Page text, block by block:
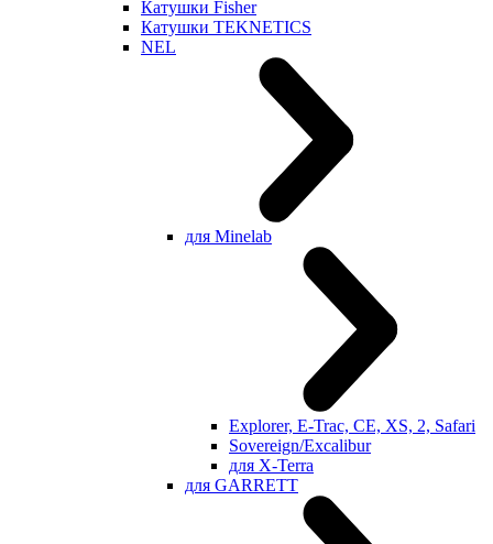
Катушки Fisher
Катушки TEKNETICS
NEL
для Minelab
Explorer, E-Trac, CE, XS, 2, Safari
Sovereign/Excalibur
для X-Terra
для GARRETT